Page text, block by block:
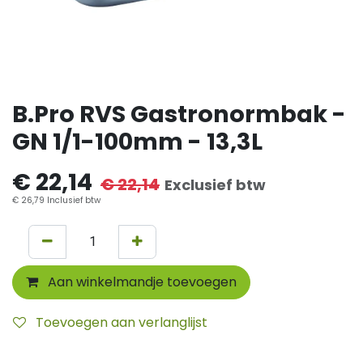
B.Pro RVS Gastronormbak -
GN 1/1-100mm - 13,3L
€ 22,14 €22,14 Exclusief btw
€ 26,79 Inclusief btw
Aan winkelmandje toevoegen
Toevoegen aan verlanglijst